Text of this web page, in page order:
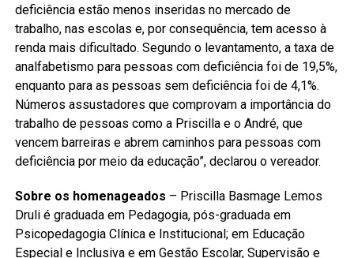
deficiência estão menos inseridas no mercado de
trabalho, nas escolas e, por consequência, tem acesso à
renda mais dificultado. Segundo o levantamento, a taxa de
analfabetismo para pessoas com deficiência foi de 19,5%,
enquanto para as pessoas sem deficiência foi de 4,1%.
Números assustadores que comprovam a importância do
trabalho de pessoas como a Priscilla e o André, que
vencem barreiras e abrem caminhos para pessoas com
deficiência por meio da educação”, declarou o vereador.
Sobre os homenageados – Priscilla Basmage Lemos
Druli é graduada em Pedagogia, pós-graduada em
Psicopedagogia Clínica e Institucional; em Educação
Especial e Inclusiva e em Gestão Escolar, Supervisão e